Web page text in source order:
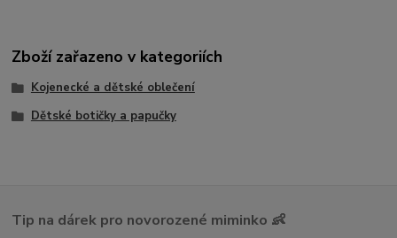
Zboží zařazeno v kategoriích
Kojenecké a dětské oblečení
Dětské botičky a papučky
Tip na dárek pro novorozené miminko 👶